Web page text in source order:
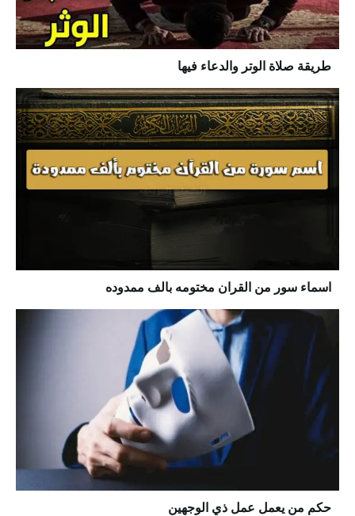
طريقة صلاة الوتر والدعاء فيها
اسماء سور من القران مختومه بالف ممدوده
حكم من يعمل عمل ذي الوجهين